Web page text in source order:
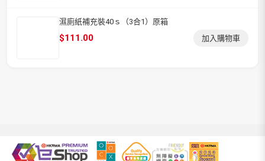
濕廁紙補充裝40ｓ（3合1）原箱
$111.00 加入購物車